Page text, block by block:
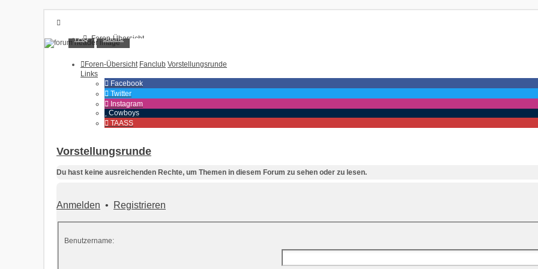
Foren-Übersicht
FAQ
Unbeantwortete Themen
Aktive Themen
Anmelden
Registrieren
FAQ Suche
Foren-Übersicht Fanclub Vorstellungsrunde
Links
Facebook
Twitter
Instagram
Cowboys
TAASS
Vorstellungsrunde
Du hast keine ausreichenden Rechte, um Themen in diesem Forum zu sehen oder zu lesen.
Anmelden • Registrieren
Benutzername: